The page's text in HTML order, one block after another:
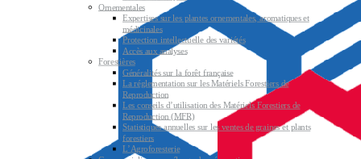
Ornementales
Expertises sur les plantes ornementales, aromatiques et
médicinales
Protection intellectuelle des variétés
Accès aux analyses
Forestières
Généralités sur la forêt française
La réglementation sur les Matériels Forestiers de
Reproduction
Les conseils d’utilisation des Matériels Forestiers de
Reproduction (MFR)
Statistiques annuelles sur les ventes de graines et plants
forestiers
L’Agroforesterie